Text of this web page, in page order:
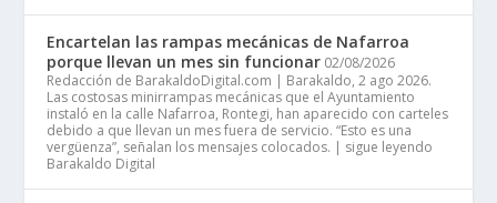
Encartelan las rampas mecánicas de Nafarroa
porque llevan un mes sin funcionar 02/08/2026
Redacción de BarakaldoDigital.com | Barakaldo, 2 ago 2026.
Las costosas minirrampas mecánicas que el Ayuntamiento
instaló en la calle Nafarroa, Rontegi, han aparecido con carteles
debido a que llevan un mes fuera de servicio. “Esto es una
vergüenza”, señalan los mensajes colocados. | sigue leyendo
Barakaldo Digital